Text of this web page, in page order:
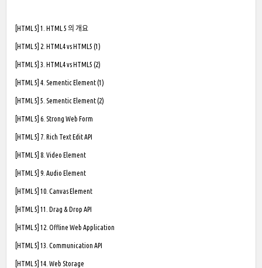
[HTML 5] 1. HTML 5 의 개요
[HTML 5] 2. HTML4 vs HTML5 (1)
[HTML 5] 3. HTML4 vs HTML5 (2)
[HTML 5] 4. Sementic Element (1)
[HTML 5] 5. Sementic Element (2)
[HTML 5] 6. Strong Web Form
[HTML 5] 7. Rich Text Edit API
[HTML 5] 8. Video Element
[HTML 5] 9. Audio Element
[HTML 5] 10. Canvas Element
[HTML 5] 11. Drag & Drop API
[HTML 5] 12. Offline Web Application
[HTML 5] 13. Communication API
[HTML 5] 14. Web Storage